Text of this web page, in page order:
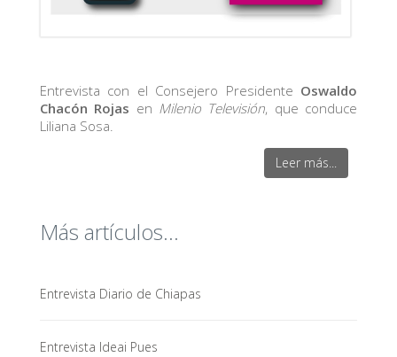
Entrevista con el Consejero Presidente Oswaldo
Chacón Rojas en Milenio Televisión, que conduce
Liliana Sosa.
Leer más...
Más artículos...
Entrevista Diario de Chiapas
Entrevista Ideai Pues